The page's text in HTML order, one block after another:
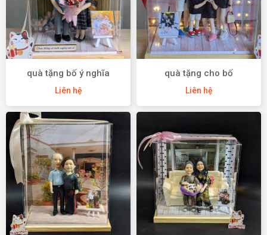
quà tặng bố ý nghĩa
Liên hệ
quà tặng cho bố
Liên hệ